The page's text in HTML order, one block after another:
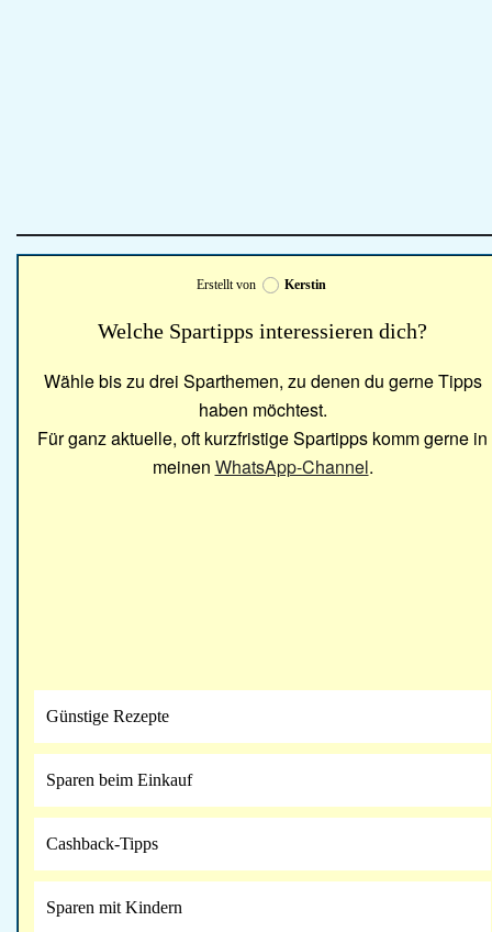
Erstellt von Kerstin
Welche Spartipps interessieren dich?
Wähle bis zu drei Sparthemen, zu denen du gerne Tipps
haben möchtest.
Für ganz aktuelle, oft kurzfristige Spartipps komm gerne in
meinen WhatsApp-Channel.
Günstige Rezepte
Sparen beim Einkauf
Cashback-Tipps
Sparen mit Kindern